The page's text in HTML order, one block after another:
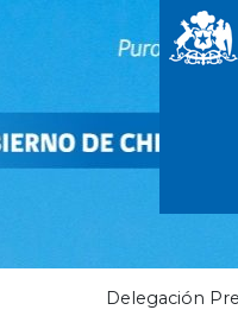
Delegación